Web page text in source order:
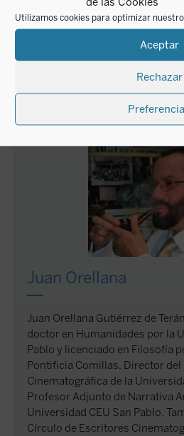
Utilizamos cookies para optimizar
Aceptar
Rechazar
durante el curso 2009-2010. Es
que giran en torno al tema de
cine. Entre las más recientes
antifaces de Dory. Retrato en
(2008) y diversos
AUTOR
Juan Orellana
Juan Orellana Gutiérrez de
doctor en Humanidades por la
Pablo y licenciado en Filosofía
Pontificia Comillas. Director
Cinematográfica de la
Profesor Adjunto de Narrativa
Universidad CEU San Pablo.
Círculo de Escritores